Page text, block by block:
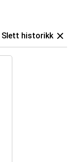
Slett historikk